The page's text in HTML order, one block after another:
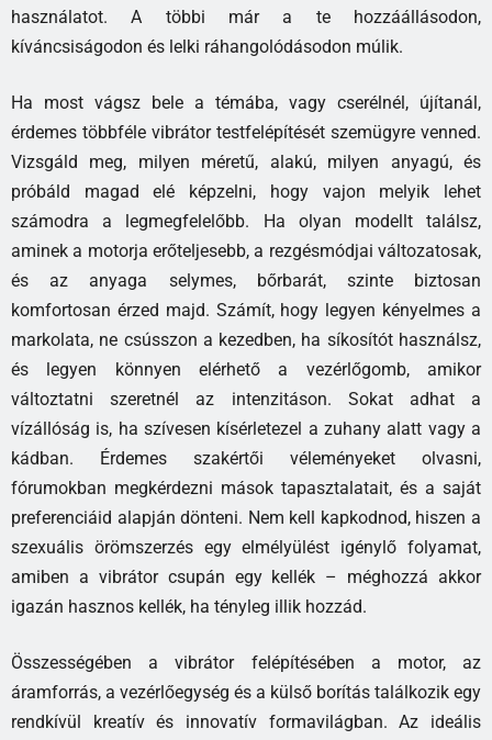
használatot. A többi már a te hozzáállásodon,
kíváncsiságodon és lelki ráhangolódásodon múlik.
Ha most vágsz bele a témába, vagy cserélnél, újítanál,
érdemes többféle vibrátor testfelépítését szemügyre venned.
Vizsgáld meg, milyen méretű, alakú, milyen anyagú, és
próbáld magad elé képzelni, hogy vajon melyik lehet
számodra a legmegfelelőbb. Ha olyan modellt találsz,
aminek a motorja erőteljesebb, a rezgésmódjai változatosak,
és az anyaga selymes, bőrbarát, szinte biztosan
komfortosan érzed majd. Számít, hogy legyen kényelmes a
markolata, ne csússzon a kezedben, ha síkosítót használsz,
és legyen könnyen elérhető a vezérlőgomb, amikor
változtatni szeretnél az intenzitáson. Sokat adhat a
vízállóság is, ha szívesen kísérletezel a zuhany alatt vagy a
kádban. Érdemes szakértői véleményeket olvasni,
fórumokban megkérdezni mások tapasztalatait, és a saját
preferenciáid alapján dönteni. Nem kell kapkodnod, hiszen a
szexuális örömszerzés egy elmélyülést igénylő folyamat,
amiben a vibrátor csupán egy kellék – méghozzá akkor
igazán hasznos kellék, ha tényleg illik hozzád.
Összességében a vibrátor felépítésében a motor, az
áramforrás, a vezérlőegység és a külső borítás találkozik egy
rendkívül kreatív és innovatív formavilágban. Az ideális